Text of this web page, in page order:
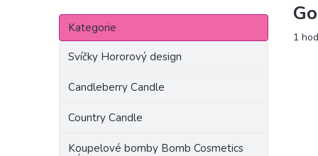
P
s
Přeskočit
kategorie
Kategorie
Svíčky Hororový design
Candleberry Candle
Country Candle
Koupelové bomby Bomb Cosmetics
1